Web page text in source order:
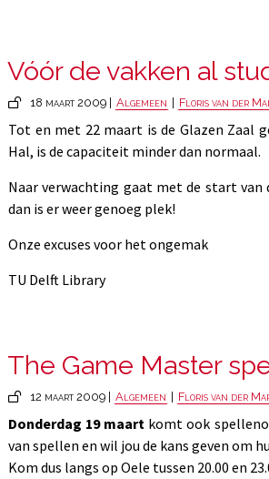
Vóór de vakken al
18 maart 2009 | Algemeen Floris van der
Tot en met 22 maart is de Glazen Zaal
Hal, is de capaciteit minder dan normaal.
Naar verwachting gaat met de start van
dan is er weer genoeg plek!
Onze excuses voor het ongemak
TU Delft Library
The Game Master
12 maart 2009 | Algemeen Floris van der
Donderdag 19 maart komt ook
van spellen en wil jou de kans geven om
Kom dus langs op Oele tussen 20.00 en